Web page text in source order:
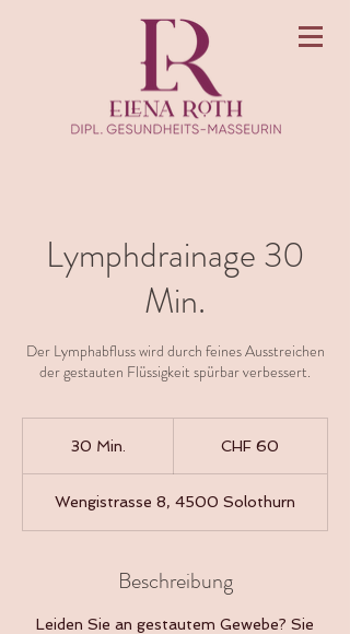
Lymphdrainage 30
Min.
Der Lymphabfluss wird durch feines Ausstreichen
der gestauten Flüssigkeit spürbar verbessert.
30 Min.
i
n
CHF 60
Wengistrasse 8, 4500 Solothurn
Beschreibung
Leiden Sie an gestautem Gewebe? Sie